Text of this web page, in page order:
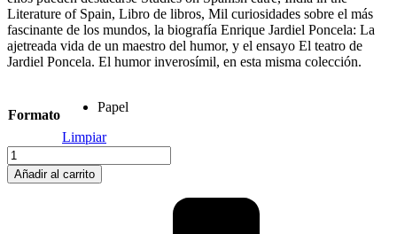
Literature of Spain, Libro de libros, Mil curiosidades sobre el más
fascinante de los mundos, la biografía Enrique Jardiel Poncela: La
ajetreada vida de un maestro del humor, y el ensayo El teatro de
Jardiel Poncela. El humor inverosímil, en esta misma colección.
Formato
Papel
Limpiar
Pedro
Muñoz
Seca
Añadir al carrito